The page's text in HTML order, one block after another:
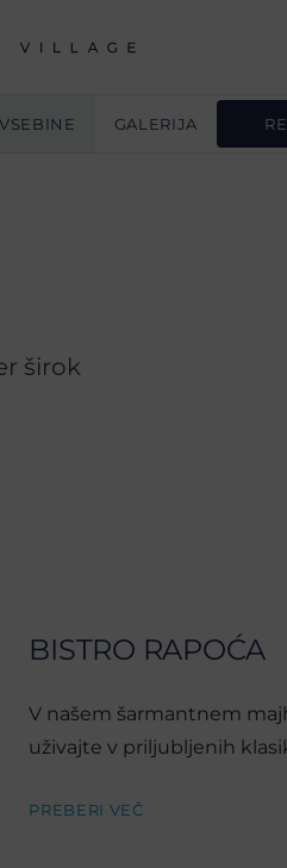
VSEBINE GALERIJA
širok
BISTRO RAPOĆA
V našem šarmantnem
uživajte v priljubljenih
PREBERI VEČ